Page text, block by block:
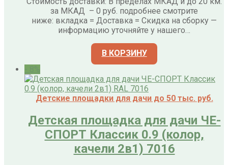
за МКАД – 0 руб. подробнее смотрите
ниже: вкладка = Доставка = Скидка на сборку —
информацию уточняйте у нашего…
В КОРЗИНУ
Детские площадки для дачи до 50 тыс. руб.
Детская площадка для дачи ЧЕ-
СПОРТ Классик 0.9 (колор,
качели 2в1) 7016